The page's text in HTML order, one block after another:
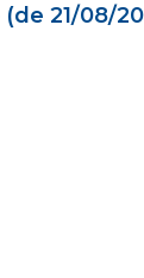
21/08/